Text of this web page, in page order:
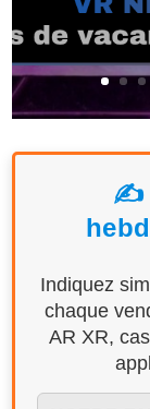
✍️
Indiquez
chaque
AR XR,